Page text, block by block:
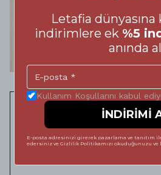
Konfor: Doğru
Numarası
Letafia dünyasına
indirimlere ek %5
anında
Kullanım Koşullarını kabul
İNDİRİMİ
E-posta adresinizi girerek pazarlama ve tanıtım
edersiniz ve Gizlilik Politikamızı okuduğunuzu ve